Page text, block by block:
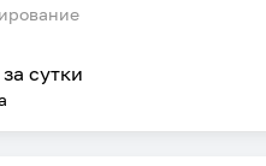
за сутки